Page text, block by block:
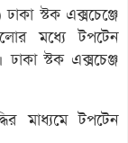
স্টক এক্সচেঞ্জে
মধ্যে টপটেন
স্টক এক্সচেঞ্জ
মাধ্যমে টপটেন